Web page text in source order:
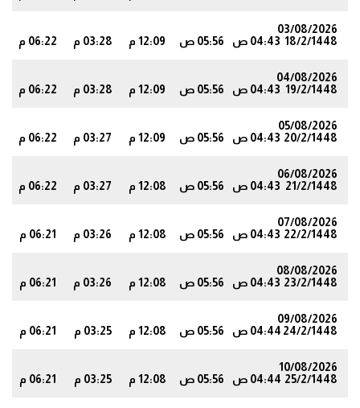
03/08/2026
18/2/1448 04:43 ص 05:56 ص 12:09 م 03:28 م 06:22 م
04/08/2026
19/2/1448 04:43 ص 05:56 ص 12:09 م 03:28 م 06:22 م
05/08/2026
20/2/1448 04:43 ص 05:56 ص 12:09 م 03:27 م 06:22 م
06/08/2026
21/2/1448 04:43 ص 05:56 ص 12:08 م 03:27 م 06:22 م
07/08/2026
22/2/1448 04:43 ص 05:56 ص 12:08 م 03:26 م 06:21 م
08/08/2026
23/2/1448 04:43 ص 05:56 ص 12:08 م 03:26 م 06:21 م
09/08/2026
24/2/1448 04:44 ص 05:56 ص 12:08 م 03:25 م 06:21 م
10/08/2026
25/2/1448 04:44 ص 05:56 ص 12:08 م 03:25 م 06:21 م